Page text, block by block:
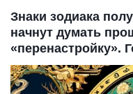
Знаки зодиака
начнут думать
«перенастройку».